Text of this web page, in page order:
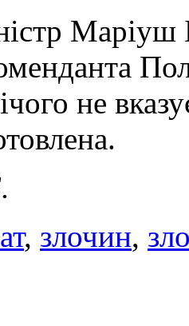
Маріуш
не
, злочин,